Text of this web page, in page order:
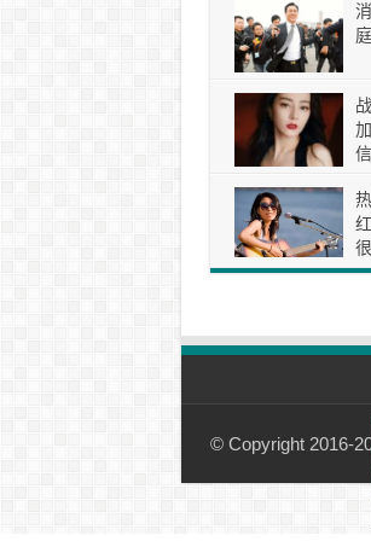
© Copyright 2016-